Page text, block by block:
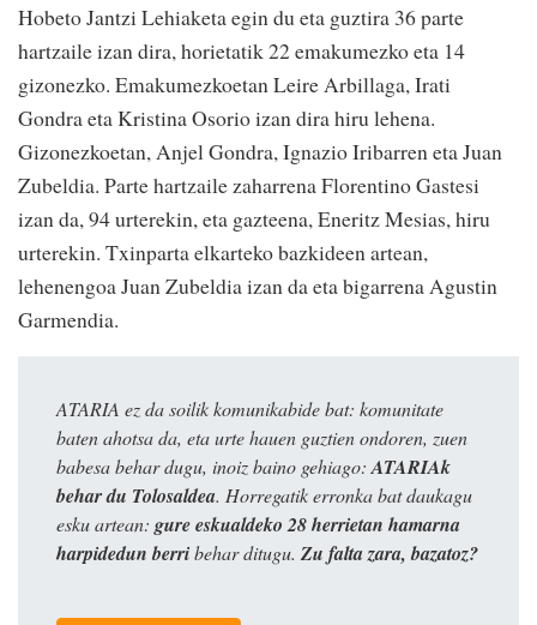
Hobeto Jantzi Lehiaketa egin du eta guztira 36 parte
hartzaile izan dira, horietatik 22 emakumezko eta 14
gizonezko. Emakumezkoetan Leire Arbillaga, Irati
Gondra eta Kristina Osorio izan dira hiru lehena.
Gizonezkoetan, Anjel Gondra, Ignazio Iribarren eta Juan
Zubeldia. Parte hartzaile zaharrena Florentino Gastesi
izan da, 94 urterekin, eta gazteena, Eneritz Mesias, hiru
urterekin. Txinparta elkarteko bazkideen artean,
lehenengoa Juan Zubeldia izan da eta bigarrena Agustin
Garmendia.
ATARIA ez da soilik komunikabide bat: komunitate
baten ahotsa da, eta urte hauen guztien ondoren, zuen
babesa behar dugu, inoiz baino gehiago:ATARIAk
behar du Tolosaldea. Horregatik erronka bat daukagu
esku artean: gure eskualdeko 28 herrietan hamarna
harpidedun berribehar ditugu. Zu falta zara, bazatoz?